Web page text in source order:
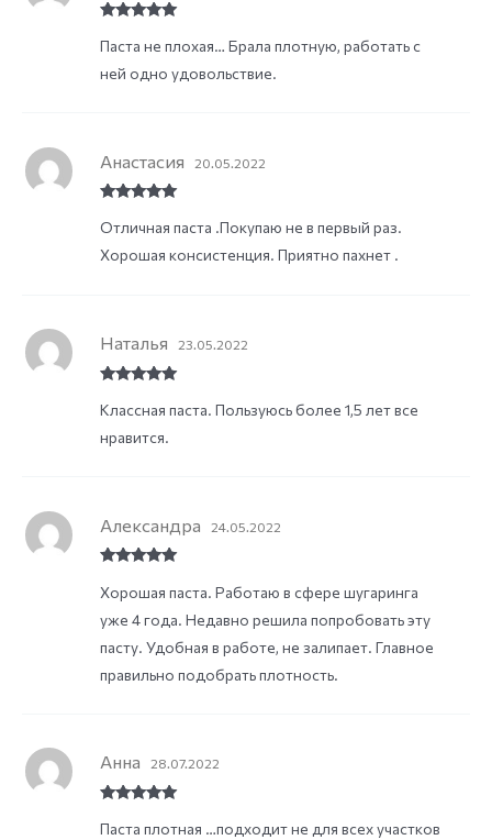
of 5
Паста не плохая… Брала плотную, работать с
ней одно удовольствие.
of 5
Анастасия 20.05.2022
Отличная паста .Покупаю не в первый раз.
Хорошая консистенция. Приятно пахнет .
of 5
Наталья 23.05.2022
Классная паста. Пользуюсь более 1,5 лет все
нравится.
of 5
Александра 24.05.2022
Хорошая паста. Работаю в сфере шугаринга
уже 4 года. Недавно решила попробовать эту
пасту. Удобная в работе, не залипает. Главное
правильно подобрать плотность.
of 5
Анна 28.07.2022
Паста плотная …подходит не для всех участков